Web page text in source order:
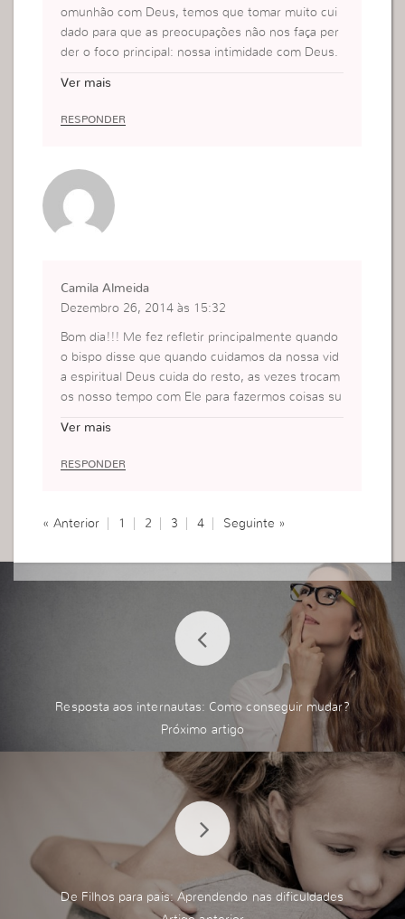
omunhão com Deus, temos que tomar muito cui
dado para que as preocupações não nos faça per
der o foco principal: nossa intimidade com Deus.
Ver mais
RESPONDER
Camila Almeida
Dezembro 26, 2014 às 15:32
Bom dia!!! Me fez refletir principalmente quando
o bispo disse que quando cuidamos da nossa vid
a espiritual Deus cuida do resto, as vezes trocam
os nosso tempo com Ele para fazermos coisas su
Ver mais
RESPONDER
« Anterior 1 2 3 4 Seguinte »
Resposta aos internautas: Como conseguir mudar?
De Filhos para pais: Aprendendo nas dificuldades